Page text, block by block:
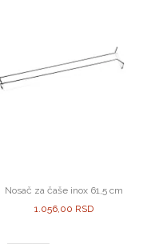
Nosač za čaše inox 61,5 cm
1.056,00 RSD